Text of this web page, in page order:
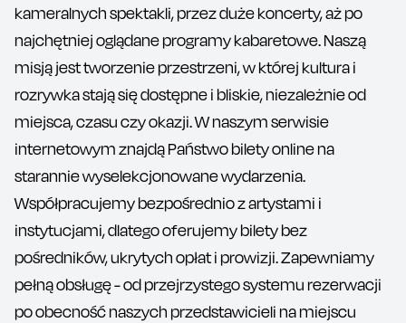
kameralnych spektakli, przez duże koncerty, aż po
najchętniej oglądane programy kabaretowe. Naszą
misją jest tworzenie przestrzeni, w której kultura i
rozrywka stają się dostępne i bliskie, niezależnie od
miejsca, czasu czy okazji. W naszym serwisie
internetowym znajdą Państwo bilety online na
starannie wyselekcjonowane wydarzenia.
Współpracujemy bezpośrednio z artystami i
instytucjami, dlatego oferujemy bilety bez
pośredników, ukrytych opłat i prowizji. Zapewniamy
pełną obsługę - od przejrzystego systemu rezerwacji
po obecność naszych przedstawicieli na miejscu